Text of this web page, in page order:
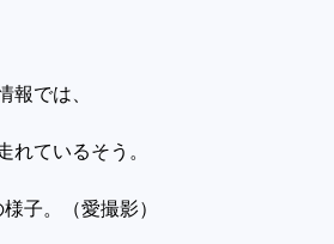
では、
れているそう。
子。（愛撮影）